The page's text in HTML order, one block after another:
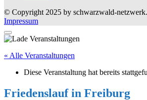
© Copyright 2025 by schwarzwald-
Impressum
« Alle Veranstaltungen
Diese Veranstaltung hat bereits
Friedenslauf in Freiburg